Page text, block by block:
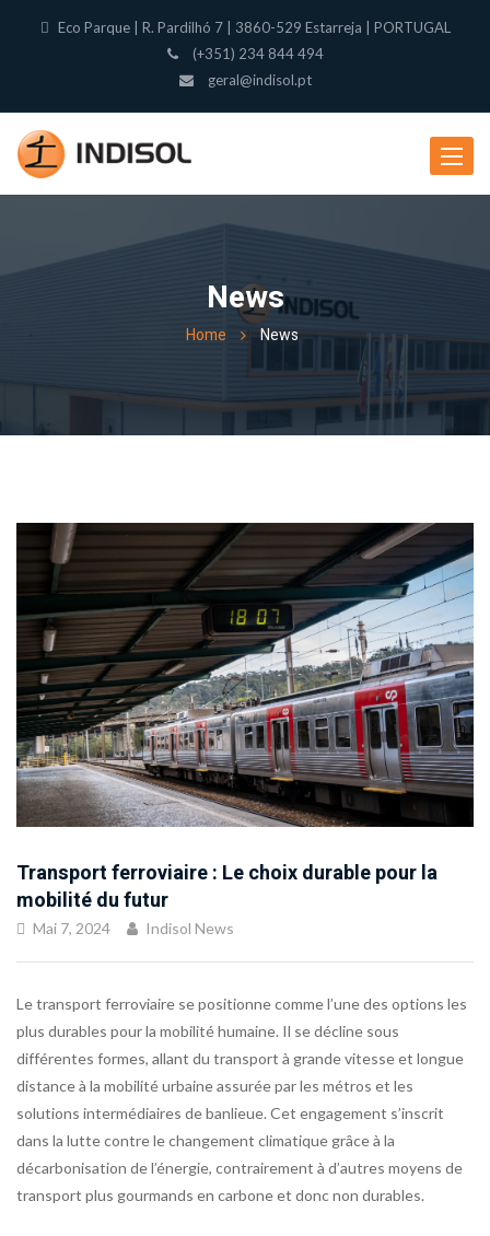
Eco Parque | R. Pardilhó 7 | 3860-529 Estarreja | PORTUGAL
(+351) 234 844 494
geral@indisol.pt
Toggle
News
Home News
Transport ferroviaire : Le choix durable pour la
mobilité du futur
Mai 7, 2024 Indisol News
Le transport ferroviaire se positionne comme l’une des options les
plus durables pour la mobilité humaine. Il se décline sous
différentes formes, allant du transport à grande vitesse et longue
distance à la mobilité urbaine assurée par les métros et les
solutions intermédiaires de banlieue. Cet engagement s’inscrit
dans la lutte contre le changement climatique grâce à la
décarbonisation de l’énergie, contrairement à d’autres moyens de
transport plus gourmands en carbone et donc non durables.